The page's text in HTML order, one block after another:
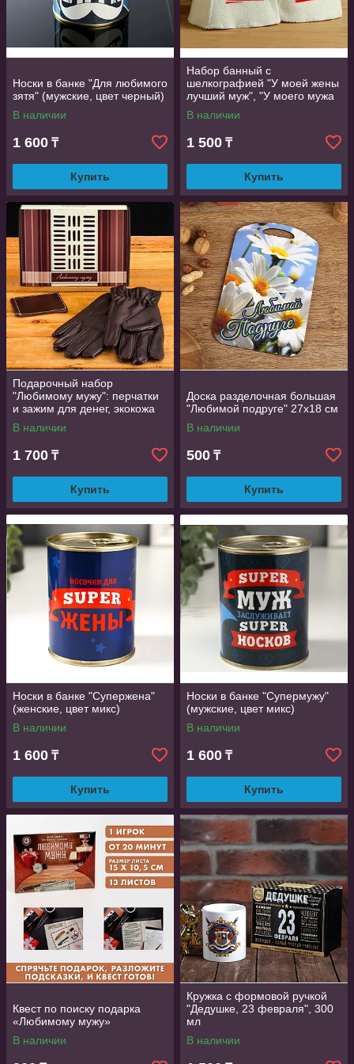
Заказывайте быстро и выгодно
Выбирайте понравившееся изделие и звоните нам по
контактным телефонам. Оплатить покупку можно
безналичным расчетом и наличными при получении или
самовывозе. Мы находимся по ул. Муратбаева-61, 3 этаж.
Доставка осуществляется курьером Яндекс, транспортной
компанией.
Носки в банке "Для любимого
зятя" (мужские, цвет черный)
В наличии
1 600 ₸
Купить
Набор банный с
шелкографией "У моей жены
лучший муж", "У моего мужа
лучшая жена"
В наличии
1 500 ₸
Купить
Подарочный набор
"Любимому мужу": перчатки
и зажим для денег, экокожа
В наличии
1 700 ₸
Купить
Доска разделочная большая
"Любимой подруге" 27х18 см
В наличии
500 ₸
Купить
Носки в банке "Супержена"
(женские, цвет микс)
В наличии
1 600 ₸
Купить
Носки в банке "Супермужу"
(мужские, цвет микс)
В наличии
1 600 ₸
Купить
Квест по поиску подарка
«Любимому мужу»
В наличии
Кружка с формовой ручкой
"Дедушке, 23 февраля", 300
мл
В наличии